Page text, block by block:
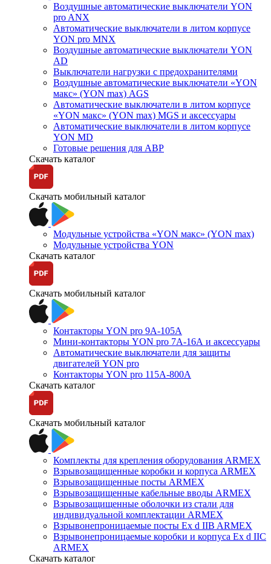
Воздушные автоматические выключатели YON
pro ANX
Автоматические выключатели в литом корпусе
YON pro MNX
Воздушные автоматические выключатели YON
AD
Выключатели нагрузки с предохранителями
Воздушные автоматические выключатели «YON
макс» (YON max) AGS
Автоматические выключатели в литом корпусе
«YON макс» (YON max) MGS и аксессуары
Автоматические выключатели в литом корпусе
YON MD
Готовые решения для АВР
Скачать каталог
Скачать мобильный каталог
Модульные устройства «YON макс» (YON max)
Модульные устройства YON
Скачать каталог
Скачать мобильный каталог
Контакторы YON pro 9А-105А
Мини-контакторы YON pro 7А-16А и аксессуары
Автоматические выключатели для защиты
двигателей YON pro
Контакторы YON pro 115А-800А
Скачать каталог
Скачать мобильный каталог
Комплекты для крепления оборудования ARMEX
Взрывозащищенные коробки и корпуса ARMEX
Взрывозащищенные посты ARMEX
Взрывозащищенные кабельные вводы ARMEX
Взрывозащищенные оболочки из стали для
индивидуальной комплектации ARMEX
Взрывонепроницаемые посты Ex d IIB ARMEX
Взрывонепроницаемые коробки и корпуса Ex d IIС
ARMEX
Скачать каталог